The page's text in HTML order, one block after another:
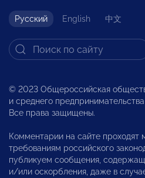
Русский English 中文
© 2023 Общероссийская
и среднего
Все права защищены.
Комментарии на сайте проходят
требованиям российского
публикуем сообщения,
и/или оскорбления, даже в